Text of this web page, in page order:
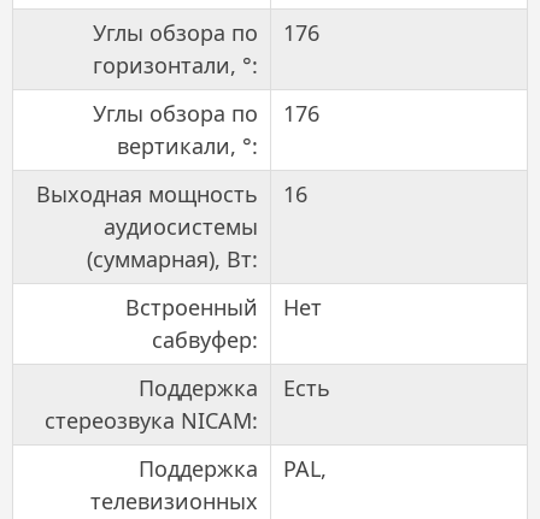
Углы обзора по
горизонтали, °:
176
Углы обзора по
вертикали, °:
176
Выходная мощность
аудиосистемы
(суммарная), Вт:
16
Встроенный
сабвуфер:
Нет
Поддержка
стереозвука NICAM:
Есть
Поддержка
телевизионных
PAL,